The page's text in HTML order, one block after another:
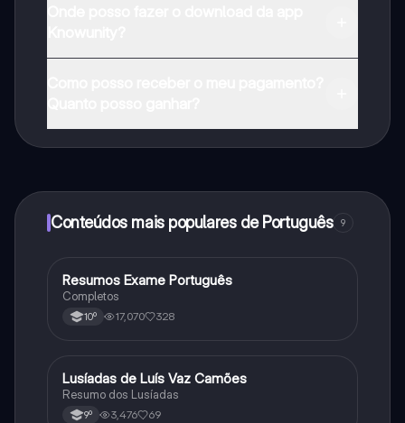
Conteúdos mais populares de Português 9
Português
Resumos Exame Português
Completos
10º 17,070 328
Português
Lusíadas de Luís Vaz Camões
Resumo dos Lusíadas
9º 3,476 69